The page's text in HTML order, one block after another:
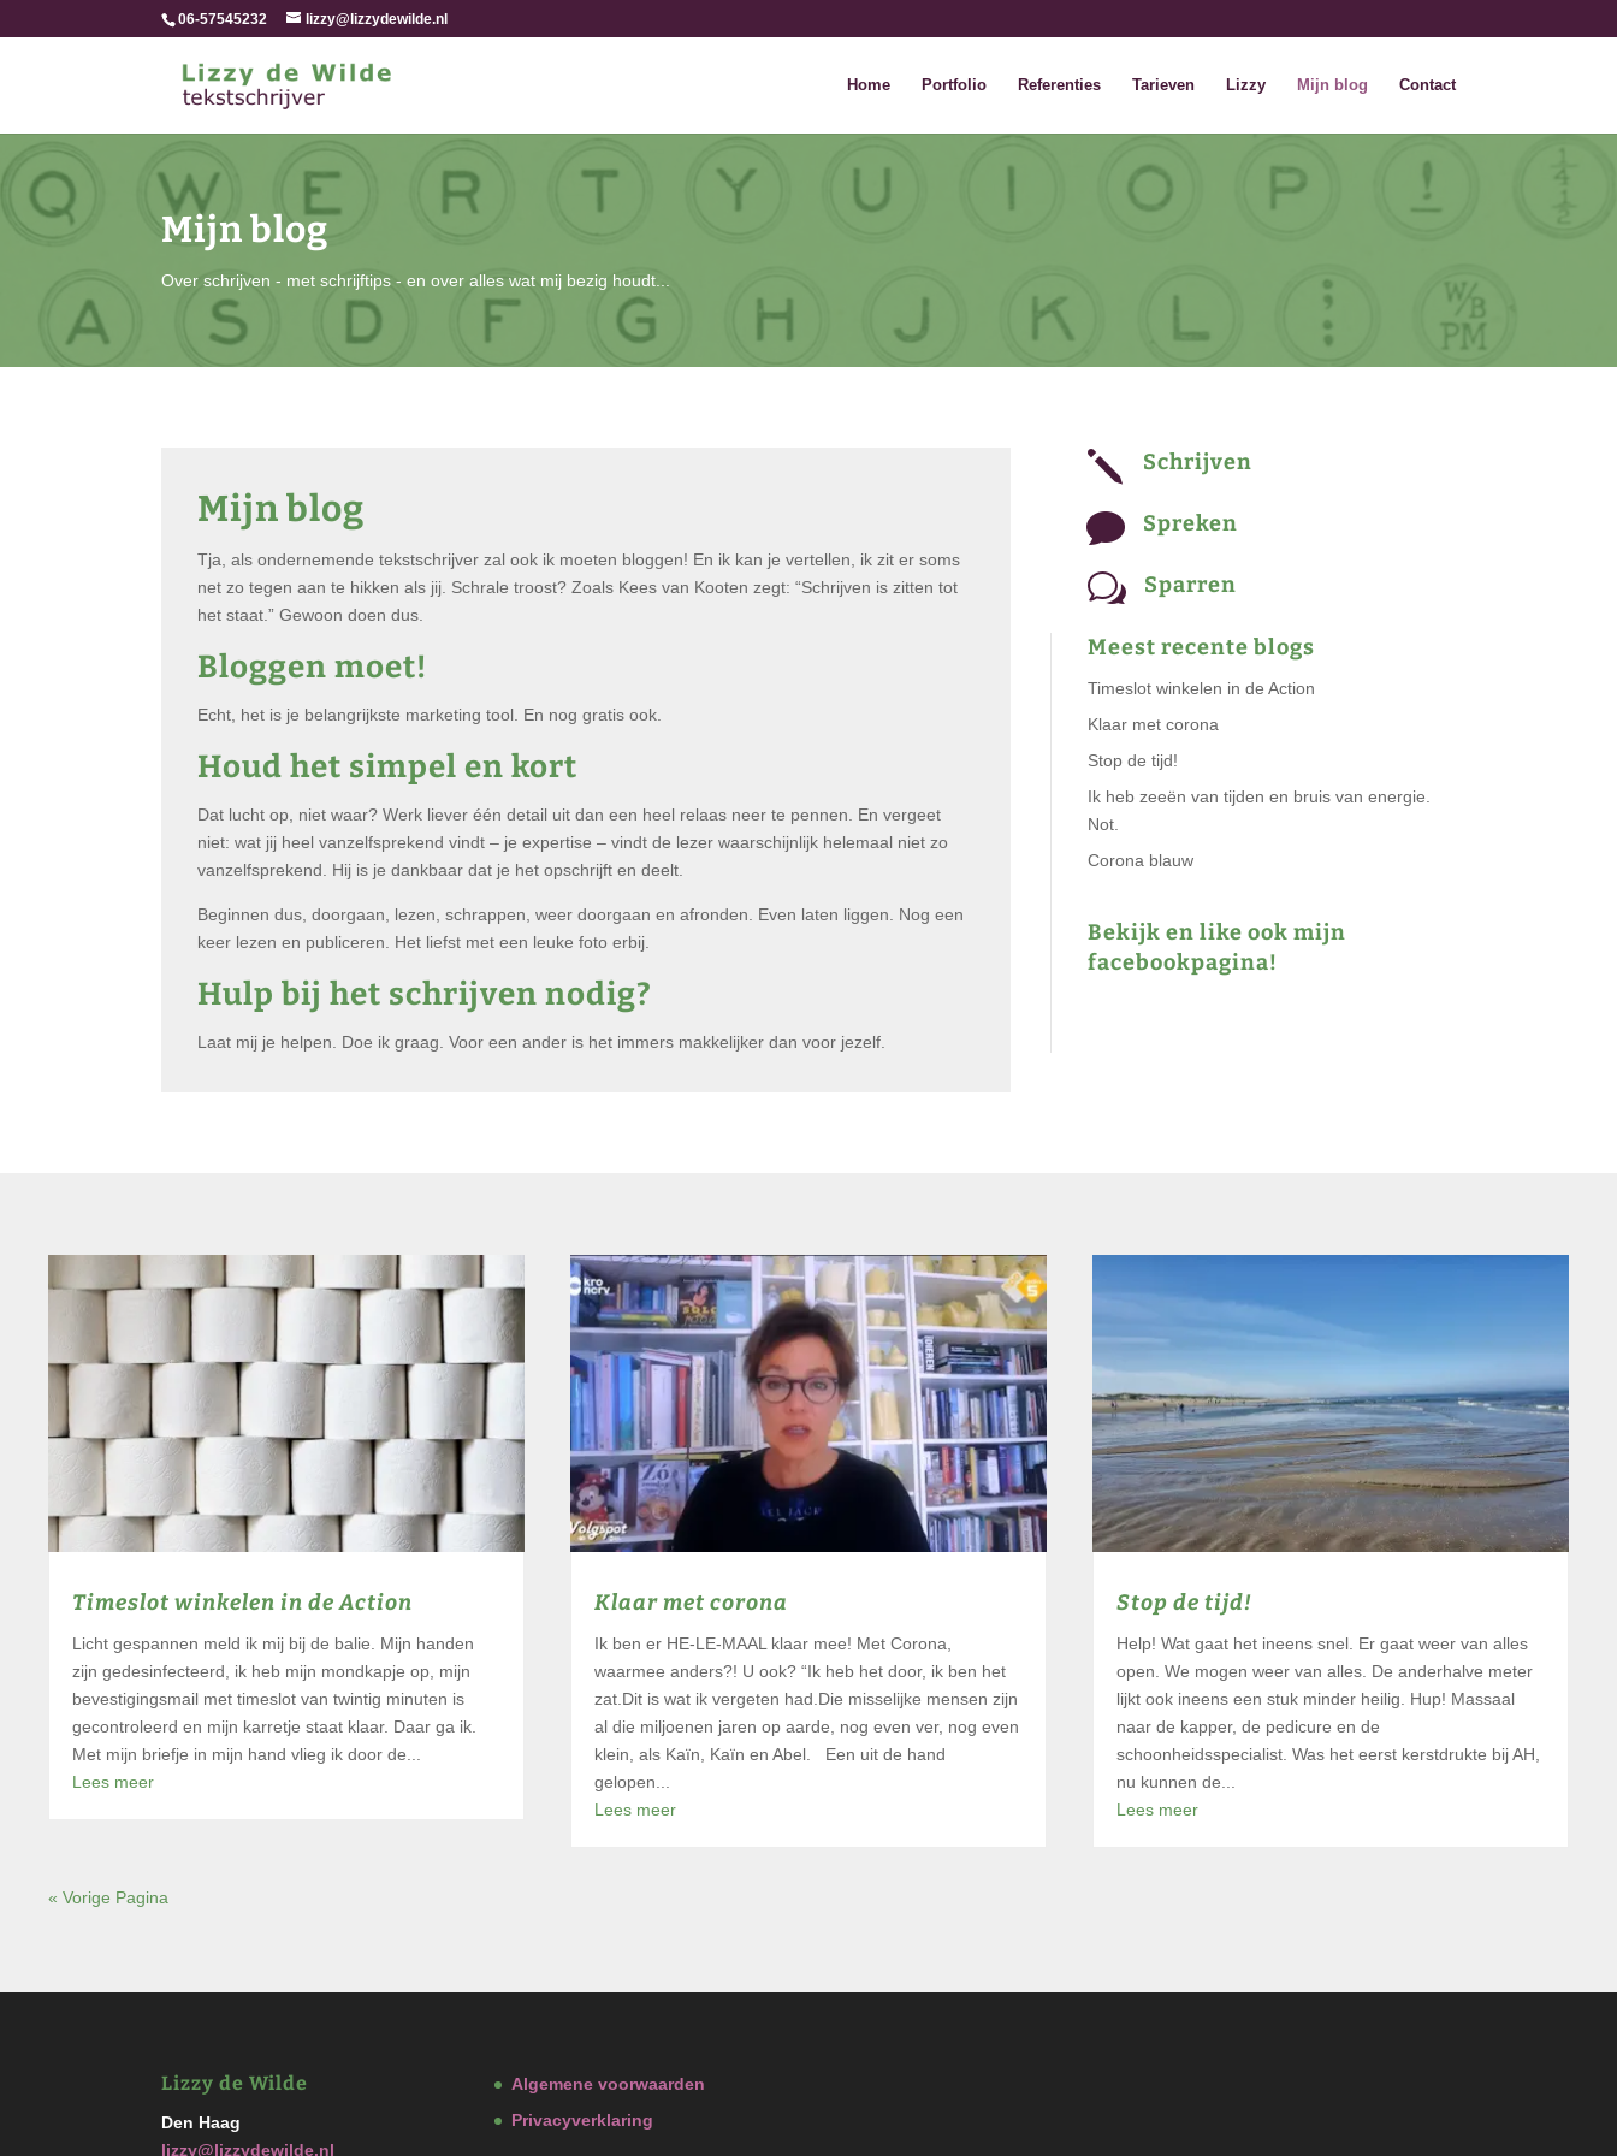
06-57545232 lizzy@lizzydewilde.nl
Home Portfolio Referenties Tarieven Lizzy Mijn blog Contact
Mijn blog
Over schrijven - met schrijftips - en over alles wat mij bezig houdt...
Mijn blog
Tja, als ondernemende tekstschrijver zal ook ik moeten bloggen! En ik kan je vertellen, ik zit er soms
net zo tegen aan te hikken als jij. Schrale troost? Zoals Kees van Kooten zegt: “Schrijven is zitten tot
het staat.” Gewoon doen dus.
Bloggen moet!
Echt, het is je belangrijkste marketing tool. En nog gratis ook.
Houd het simpel en kort
Dat lucht op, niet waar? Werk liever één detail uit dan een heel relaas neer te pennen. En vergeet
niet: wat jij heel vanzelfsprekend vindt – je expertise – vindt de lezer waarschijnlijk helemaal niet zo
vanzelfsprekend. Hij is je dankbaar dat je het opschrijft en deelt.
Beginnen dus, doorgaan, lezen, schrappen, weer doorgaan en afronden. Even laten liggen. Nog een
keer lezen en publiceren. Het liefst met een leuke foto erbij.
Hulp bij het schrijven nodig?
Laat mij je helpen. Doe ik graag. Voor een ander is het immers makkelijker dan voor jezelf.
j Schrijven
 Spreken
w Sparren
Meest recente blogs
Timeslot winkelen in de Action
Klaar met corona
Stop de tijd!
Ik heb zeeën van tijden en bruis van energie.
Not.
Corona blauw
Bekijk en like ook mijn
facebookpagina!
Timeslot winkelen in de Action
Licht gespannen meld ik mij bij de balie. Mijn handen
zijn gedesinfecteerd, ik heb mijn mondkapje op, mijn
bevestigingsmail met timeslot van twintig minuten is
gecontroleerd en mijn karretje staat klaar. Daar ga ik.
Met mijn briefje in mijn hand vlieg ik door de...
Lees meer
Klaar met corona
Ik ben er HE-LE-MAAL klaar mee! Met Corona,
waarmee anders?! U ook? “Ik heb het door, ik ben het
zat.Dit is wat ik vergeten had.Die misselijke mensen zijn
al die miljoenen jaren op aarde, nog even ver, nog even
klein, als Kaïn, Kaïn en Abel. Een uit de hand
gelopen...
Lees meer
Stop de tijd!
Help! Wat gaat het ineens snel. Er gaat weer van alles
open. We mogen weer van alles. De anderhalve meter
lijkt ook ineens een stuk minder heilig. Hup! Massaal
naar de kapper, de pedicure en de
schoonheidsspecialist. Was het eerst kerstdrukte bij AH,
nu kunnen de...
Lees meer
« Vorige Pagina
Lizzy de Wilde
Den Haag
lizzy@lizzydewilde.nl
Algemene voorwaarden
Privacyverklaring